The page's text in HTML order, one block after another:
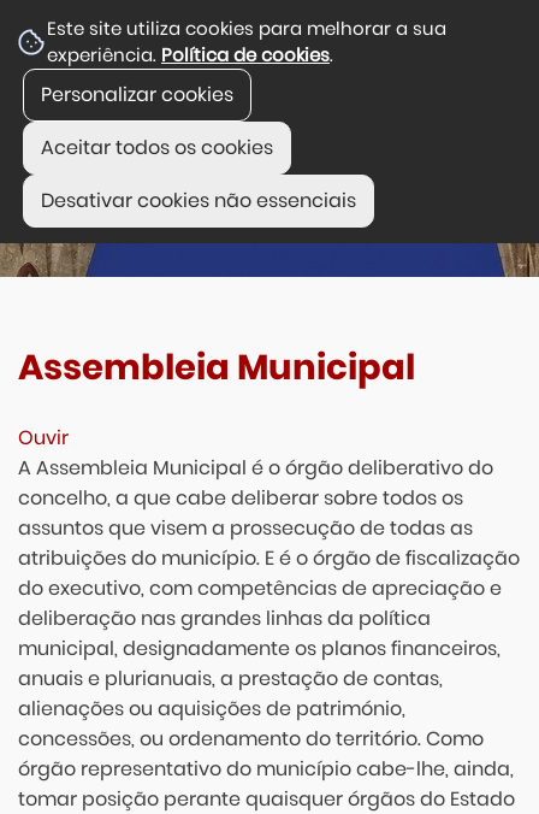
Este site utiliza cookies para melhorar a sua
experiência. Política de cookies.
Personalizar cookies
Aceitar todos os cookies
Desativar cookies não essenciais
Assembleia Municipal
Ouvir
A Assembleia Municipal é o órgão deliberativo do
concelho, a que cabe deliberar sobre todos os
assuntos que visem a prossecução de todas as
atribuições do município. E é o órgão de fiscalização
do executivo, com competências de apreciação e
deliberação nas grandes linhas da política
municipal, designadamente os planos financeiros,
anuais e plurianuais, a prestação de contas,
alienações ou aquisições de património,
concessões, ou ordenamento do território. Como
órgão representativo do município cabe-lhe, ainda,
tomar posição perante quaisquer órgãos do Estado